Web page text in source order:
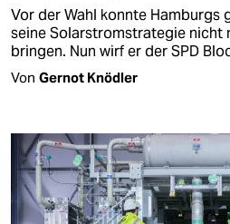
Vor der Wahl konnte Hamburgs
seine Solarstromstrategie nicht
bringen. Nun wirf er der SPD
Von Gernot Knödler